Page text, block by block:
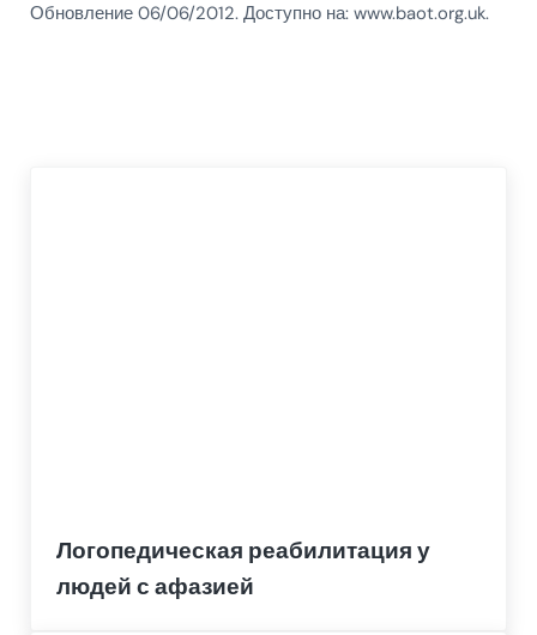
Обновление 06/06/2012. Доступно на: www.baot.org.uk.
Логопедическая реабилитация у
людей с афазией